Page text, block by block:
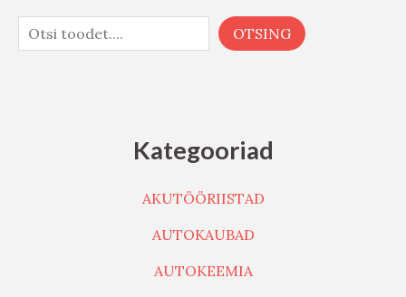
OTSING
Kategooriad
AKUTÖÖRIISTAD
AUTOKAUBAD
AUTOKEEMIA